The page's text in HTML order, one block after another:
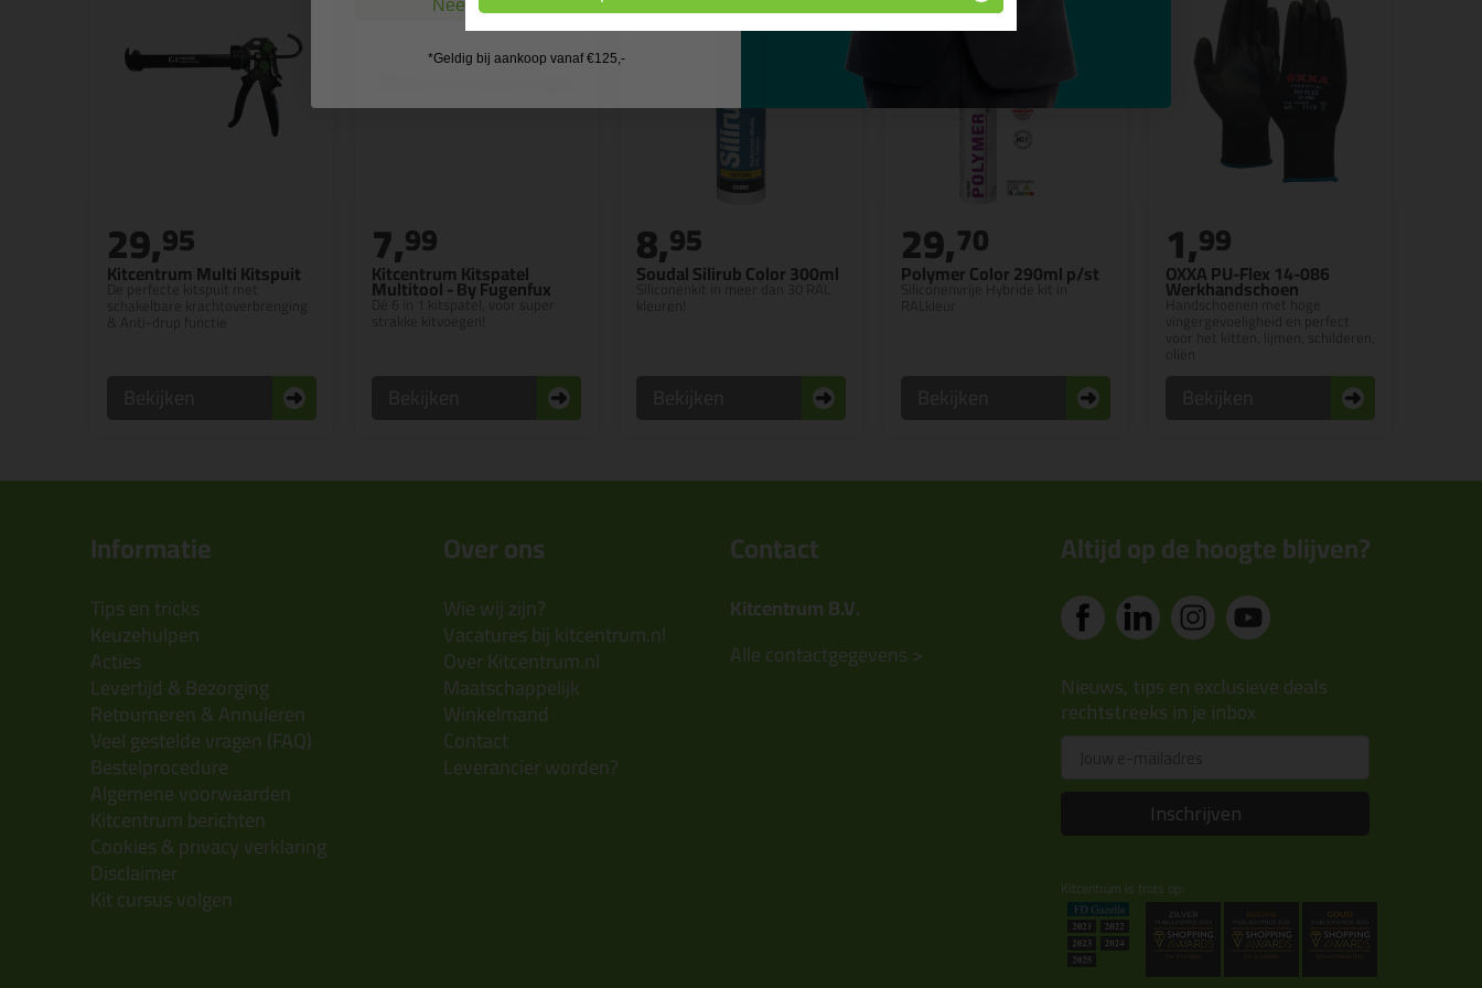
Kitcentrum Multi Kitspuit
De perfecte kitspuit met
29,95
Kitcentrum Kitspatel
Multitool - By Fugenfux
Dé 6 in 1 kitspatel, voor super
7,99
Soudal Silirub Color 300ml
Siliconenkit in meer dan 30 RAL
8,95
Polymer Color 290ml p/st
Siliconenvrije Hybride kit in
29,70
OXXA PU-Flex 14-086
Werkhandschoen
Handschoenen met hoge
1,99
Informatie
Tips en tricks
Keuzehulpen
Acties
Levertijd & Bezorging
Retourneren & Annuleren
Veel gestelde vragen (FAQ)
Bestelprocedure
Algemene voorwaarden
Kitcentrum berichten
Cookies & privacy verklaring
Disclaimer
Kit cursus volgen
Over ons
Wie wij zijn?
Vacatures bij kitcentrum.nl
Over Kitcentrum.nl
Maatschappelijk
Winkelmand
Contact
Leverancier worden?
Contact
Kitcentrum B.V.
Alle contactgegevens >
Altijd op de hoogte blijven?
Nieuws, tips en exclusieve deals
rechtstreeks in je inbox
Inschrijven
Kitcentrum is trots op:
Nee, ik wil geen cadeau
*Geldig bij aankoop vanaf €125,-